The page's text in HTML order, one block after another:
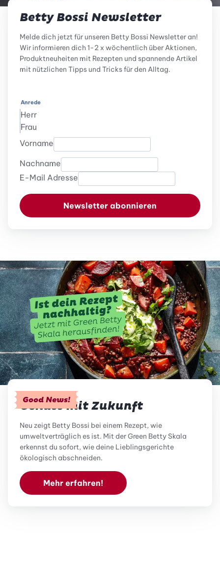
Betty Bossi Newsletter
Melde dich jetzt für unseren Betty Bossi Newsletter an!
Wir informieren dich 1-2 x wöchentlich über Aktionen,
Produktneuheiten mit Rezepten und spannende Artikel
mit nützlichen Tipps und Tricks für den Alltag.
Anrede
Herr
Frau
Vorname
Nachname
E-Mail Adresse
Newsletter abonnieren
Good News!
Genuss mit Zukunft
Neu zeigt Betty Bossi bei einem Rezept, wie
umweltverträglich es ist. Mit der Green Betty Skala
erkennst du sofort, wie deine Lieblingsgerichte
ökologisch abschneiden.
Mehr erfahren!